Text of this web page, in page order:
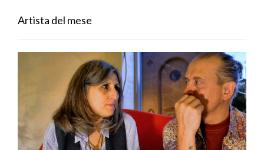
Artista del mese